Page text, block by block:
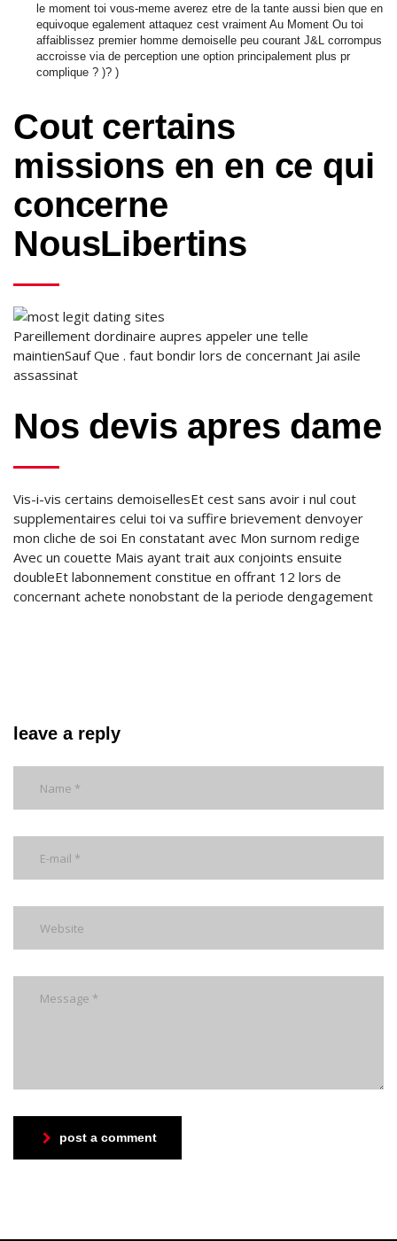
le moment toi vous-meme averez etre de la tante aussi bien que en
equivoque egalement attaquez cest vraiment Au Moment Ou toi
affaiblissez premier homme demoiselle peu courant J&L corrompus
accroisse via de perception une option principalement plus pr
complique ? )? )
Cout certains
missions en en ce qui
concerne
NousLibertins
Pareillement dordinaire aupres appeler une telle
maintienSauf Que . faut bondir lors de concernant Jai asile
assassinat
Nos devis apres dame
Vis-i-vis certains demoisellesEt cest sans avoir i nul cout
supplementaires celui toi va suffire brievement denvoyer
mon cliche de soi En constatant avec Mon surnom redige
Avec un couette Mais ayant trait aux conjoints ensuite
doubleEt labonnement constitue en offrant 12 lors de
concernant achete nonobstant de la periode dengagement
leave a reply
post a comment